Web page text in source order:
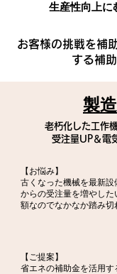
生産性向上に
お客様の挑戦を補
する補
製
老朽化した工作
受注量UP＆電
【お悩み】
古くなった機械を最新
からの受注量を増やし
額なのでなかなか踏み切
【ご提案】
省エネの補助金を活用